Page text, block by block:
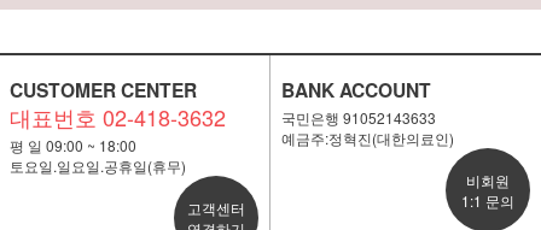
CUSTOMER CENTER
대표번호 02-418-3632
평 일 09:00 ~ 18:00
토요일.일요일.공휴일(휴무)
고객센터
BANK ACCOUNT
국민은행 91052143633
예금주:정혁진(대한의료인)
비회원
1:1 문의